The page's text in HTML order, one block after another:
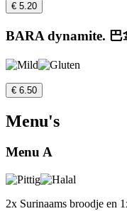
€ 5.20
BARA dynamite. 巴
€ 6.50
Menu's
Menu A
2x Surinaams broodje en